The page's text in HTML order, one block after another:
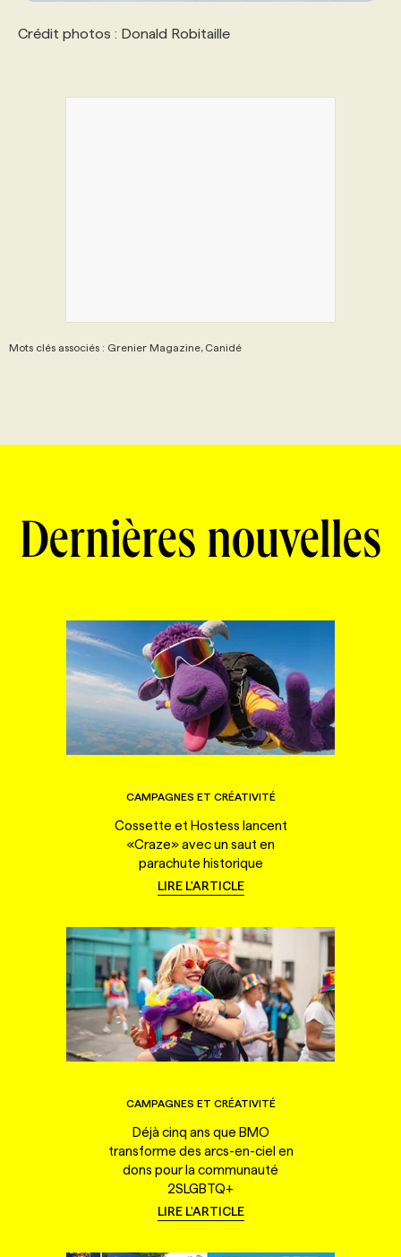
Crédit photos : Donald Robitaille
Mots clés associés : Grenier Magazine, Canidé
Dernières nouvelles
CAMPAGNES ET CRÉATIVITÉ
Cossette et Hostess lancent
«Craze» avec un saut en
parachute historique
LIRE L'ARTICLE
CAMPAGNES ET CRÉATIVITÉ
Déjà cinq ans que BMO
transforme des arcs-en-ciel en
dons pour la communauté
2SLGBTQ+
LIRE L'ARTICLE